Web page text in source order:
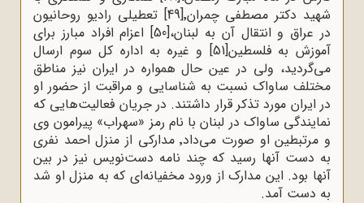
شهید دکتر مصطفی چمران٬ [49] تعطیلی رادیو روحانیون
در عراق و انتقال آن به لبنان،[50]اعزام افراد مبارز برای
آموزش به فلسطین[51] و غیره به اداره کل سوم ارسال
می‌گردید، ولی در عین حال همواره در ایران نیز مناطق
مختلف ساواک نسبت به شناسایی و مراقبت از حضور او
در ایران مورد تذکر قرار داشتند. در جریان فعالیت‌هایی که
نمایندگی ساواک در لبنان با نام رمز «سهراب» پیرامون وی
و مرتبطین او صورت می‌داد٬ مدارکی از منزل احمد نفری
به دست آنها رسید که چند نامه دست‌نویس نیز در بین
آنها بود. این مدارک از ورود مخفیانه‌ای که به منزل او شد
به دست آمد.